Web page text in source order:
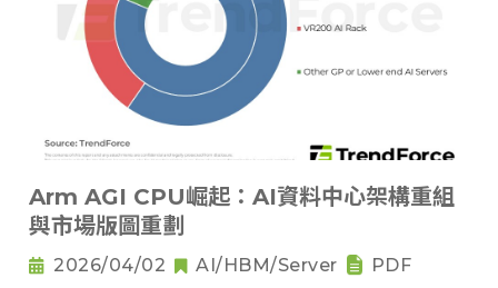
Arm AGI CPU崛起：AI資料中心架構重組
與市場版圖重劃
2026/04/02 AI/HBM/Server PDF